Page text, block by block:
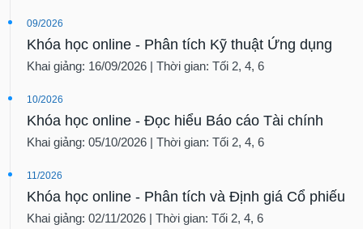
09/2026
Khóa học online - Phân tích Kỹ thuật Ứng dụng
Khai giảng: 16/09/2026 | Thời gian: Tối 2, 4, 6
10/2026
Khóa học online - Đọc hiểu Báo cáo Tài chính
Khai giảng: 05/10/2026 | Thời gian: Tối 2, 4, 6
11/2026
Khóa học online - Phân tích và Định giá Cổ phiếu
Khai giảng: 02/11/2026 | Thời gian: Tối 2, 4, 6